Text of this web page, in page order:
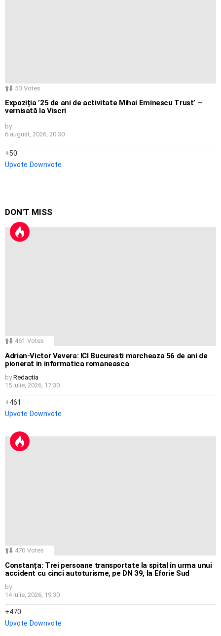
50 Votes
Expoziția ’25 de ani de activitate Mihai Eminescu Trust’ –
vernisată la Viscri
by
6 august, 2026, 20:30
50
Upvote Downvote
DON'T MISS
461 Votes
Adrian-Victor Vevera: ICI Bucuresti marcheaza 56 de ani de
pionerat in informatica romaneasca
by Redactia
15 iulie, 2026, 17:30
461
Upvote Downvote
470 Votes
Constanța: Trei persoane transportate la spital în urma unui
accident cu cinci autoturisme, pe DN 39, la Eforie Sud
by
14 iulie, 2026, 19:30
470
Upvote Downvote